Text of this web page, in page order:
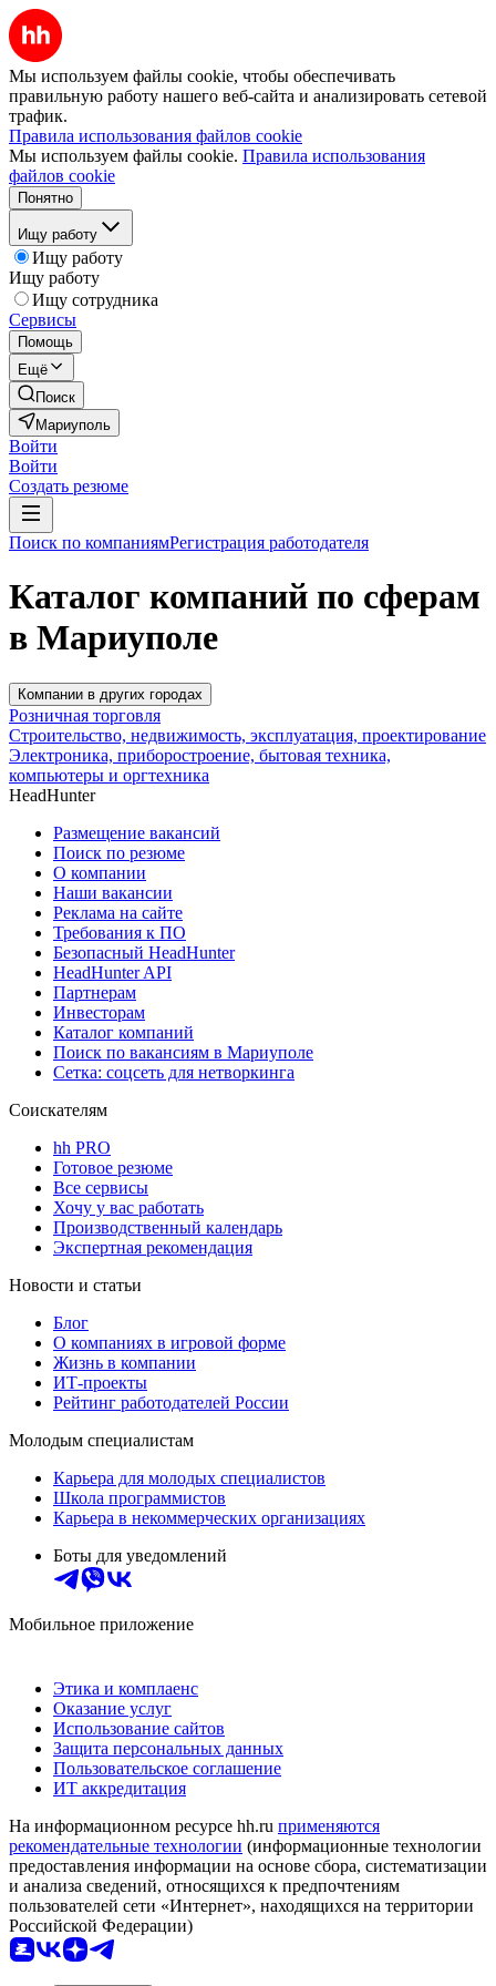
Мы используем файлы cookie, чтобы обеспечивать
правильную работу нашего веб-сайта и анализировать сетевой
трафик.
Правила использования файлов cookie
Мы используем файлы cookie. Правила использования
файлов cookie
Понятно
Ищу работу
Ищу работу
Ищу работу
Ищу сотрудника
Сервисы
Помощь
Ещё
Поиск
Мариуполь
Войти
Войти
Создать резюме
Поиск по компаниямРегистрация работодателя
Каталог компаний по сферам
в Мариуполе
Компании в других городах
Розничная торговля
Строительство, недвижимость, эксплуатация, проектирование
Электроника, приборостроение, бытовая техника,
компьютеры и оргтехника
HeadHunter
Размещение вакансий
Поиск по резюме
О компании
Наши вакансии
Реклама на сайте
Требования к ПО
Безопасный HeadHunter
HeadHunter API
Партнерам
Инвесторам
Каталог компаний
Поиск по вакансиям в Мариуполе
Сетка: соцсеть для нетворкинга
Соискателям
hh PRO
Готовое резюме
Все сервисы
Хочу у вас работать
Производственный календарь
Экспертная рекомендация
Новости и статьи
Блог
О компаниях в игровой форме
Жизнь в компании
ИТ-проекты
Рейтинг работодателей России
Молодым специалистам
Карьера для молодых специалистов
Школа программистов
Карьера в некоммерческих организациях
Боты для уведомлений
Мобильное приложение
Этика и комплаенс
Оказание услуг
Использование сайтов
Защита персональных данных
Пользовательское соглашение
ИТ аккредитация
На информационном ресурсе hh.ru применяются
рекомендательные технологии (информационные технологии
предоставления информации на основе сбора, систематизации
и анализа сведений, относящихся к предпочтениям
пользователей сети «Интернет», находящихся на территории
Российской Федерации)